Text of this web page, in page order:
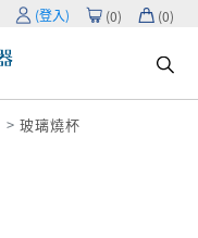
(登入) (0) (0)
玻璃燒杯